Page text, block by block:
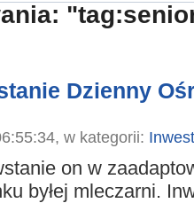
Dzienny
w kategorii:
on w
byłej mleczarni.